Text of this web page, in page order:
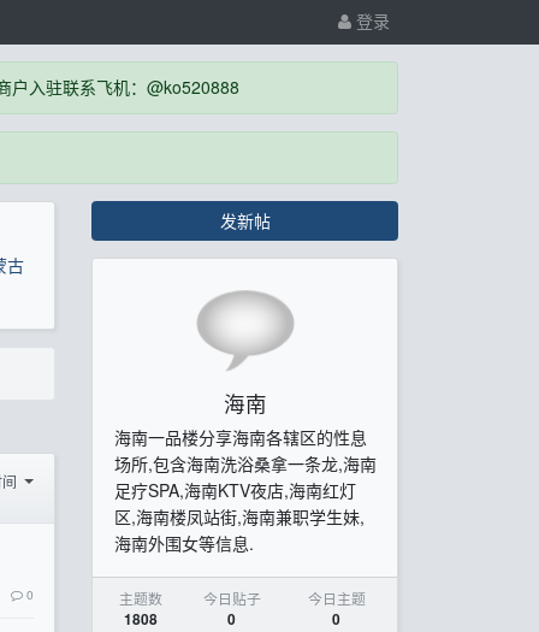
登录
户入驻联系飞机：@ko520888
古
0
发新帖
海南
海南一品楼分享海南各辖区的性息
场所,包含海南洗浴桑拿一条龙,海南
足疗SPA,海南KTV夜店,海南红灯
区,海南楼凤站街,海南兼职学生妹,
海南外围女等信息.
主题数
1808
今日贴子
0
今日主题
0